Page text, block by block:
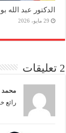
الدكتور عبد
29 مايو، 2026
2 تعليقات
محمد
رائع